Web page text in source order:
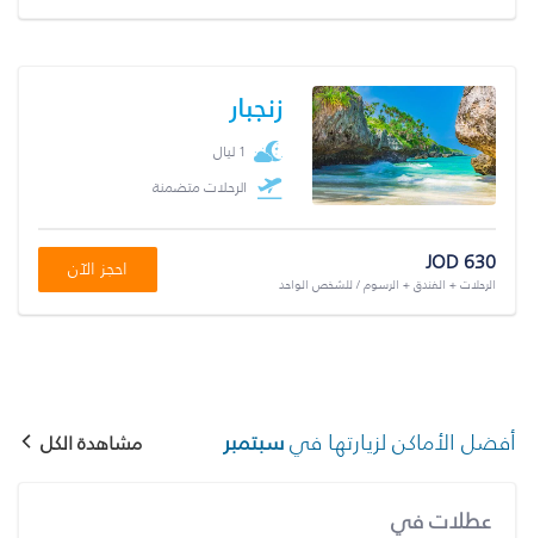
زنجبار
1 ليال
الرحلات متضمنة
JOD 630
الرحلات + الفندق + الرسوم / للشخص الواحد
احجز الآن
أفضل الأماكن لزيارتها فيسبتمبر مشاهدة الكل
عطلات في